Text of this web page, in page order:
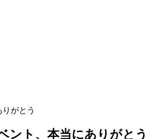
がとう
ント、本当にありがとう